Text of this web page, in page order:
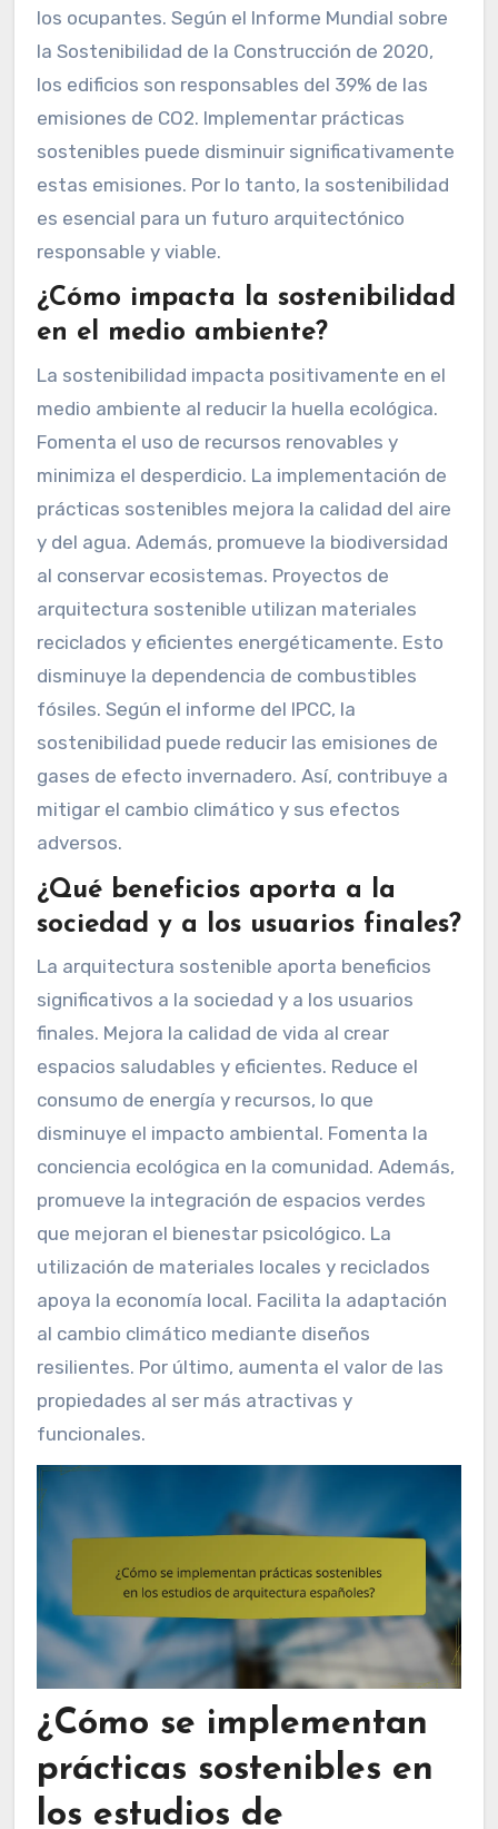
los ocupantes. Según el Informe Mundial sobre
la Sostenibilidad de la Construcción de 2020,
los edificios son responsables del 39% de las
emisiones de CO2. Implementar prácticas
sostenibles puede disminuir significativamente
estas emisiones. Por lo tanto, la sostenibilidad
es esencial para un futuro arquitectónico
responsable y viable.
¿Cómo impacta la sostenibilidad
en el medio ambiente?
La sostenibilidad impacta positivamente en el
medio ambiente al reducir la huella ecológica.
Fomenta el uso de recursos renovables y
minimiza el desperdicio. La implementación de
prácticas sostenibles mejora la calidad del aire
y del agua. Además, promueve la biodiversidad
al conservar ecosistemas. Proyectos de
arquitectura sostenible utilizan materiales
reciclados y eficientes energéticamente. Esto
disminuye la dependencia de combustibles
fósiles. Según el informe del IPCC, la
sostenibilidad puede reducir las emisiones de
gases de efecto invernadero. Así, contribuye a
mitigar el cambio climático y sus efectos
adversos.
¿Qué beneficios aporta a la
sociedad y a los usuarios finales?
La arquitectura sostenible aporta beneficios
significativos a la sociedad y a los usuarios
finales. Mejora la calidad de vida al crear
espacios saludables y eficientes. Reduce el
consumo de energía y recursos, lo que
disminuye el impacto ambiental. Fomenta la
conciencia ecológica en la comunidad. Además,
promueve la integración de espacios verdes
que mejoran el bienestar psicológico. La
utilización de materiales locales y reciclados
apoya la economía local. Facilita la adaptación
al cambio climático mediante diseños
resilientes. Por último, aumenta el valor de las
propiedades al ser más atractivas y
funcionales.
¿Cómo se implementan
prácticas sostenibles en
los estudios de